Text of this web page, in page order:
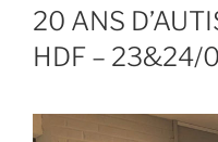
LE
20 ANS
HDF – 23&24/